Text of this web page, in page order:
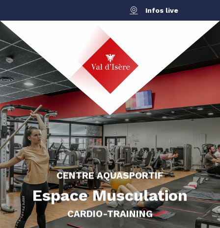
contenu
principal
Infos live
CENTRE AQUASPORTIF
Espace Musculation
CARDIO-TRAINING